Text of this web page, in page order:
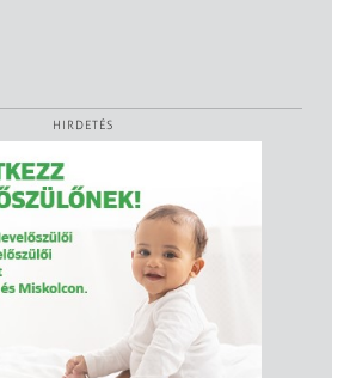
HIRDETÉS